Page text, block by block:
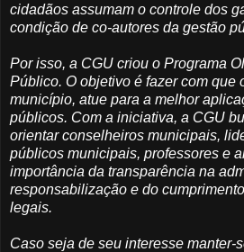
cidadãos assumam o controle dos
condição de co-autores da gestão
Por isso, a CGU criou o Programa
Público. O objetivo é fazer com que
município, atue para a melhor
públicos. Com a iniciativa, a CGU
orientar conselheiros municipais,
públicos municipais, professores e
importância da transparência na
responsabilização e do
legais.
Caso seja de seu interesse manter-